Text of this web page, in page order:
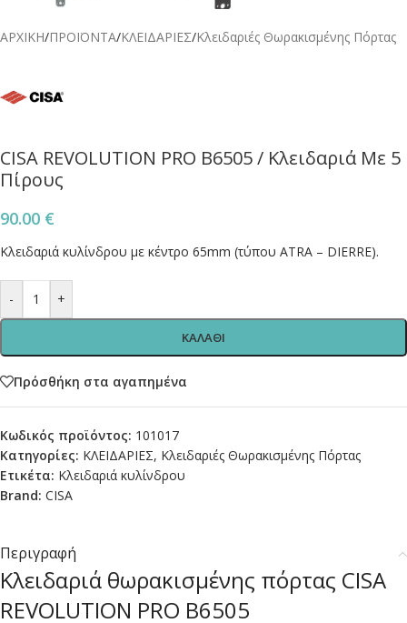
ΑΡΧΙΚΗ/ΠΡΟΪΟΝΤΑ/ΚΛΕΙΔΑΡΙΕΣ/Κλειδαριές Θωρακισμένης Πόρτας
CISA REVOLUTION PRO B6505 / Κλειδαριά Με 5
Πίρους
90.00 €
Κλειδαριά κυλίνδρου με κέντρο 65mm (τύπου ATRA – DIERRE).
- +
ΚΑΛΑΘΙ
Πρόσθήκη στα αγαπημένα
Κωδικός προϊόντος: 101017
Κατηγορίες: ΚΛΕΙΔΑΡΙΕΣ, Κλειδαριές Θωρακισμένης Πόρτας
Ετικέτα: Κλειδαριά κυλίνδρου
Brand: CISA
Περιγραφή
Κλειδαριά θωρακισμένης πόρτας CISA
REVOLUTION PRO B6505